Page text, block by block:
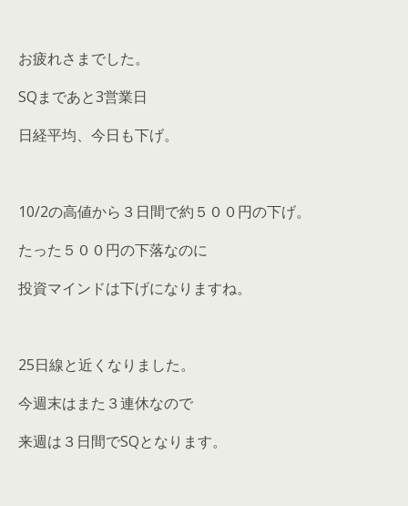
お疲れさまでした。
SQまであと3営業日
日経平均、今日も下げ。
10/2の高値から３日間で約５００円の下げ。
たった５００円の下落なのに
投資マインドは下げになりますね。
25日線と近くなりました。
今週末はまた３連休なので
来週は３日間でSQとなります。